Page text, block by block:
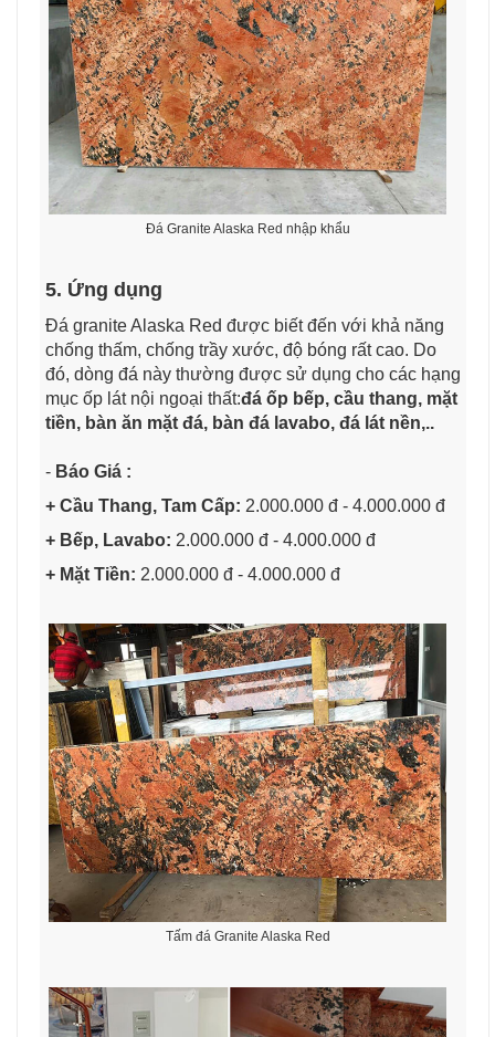
Đá Granite Alaska Red nhập khẩu
5. Ứng dụng
Đá granite Alaska Red được biết đến với khả năng
chống thấm, chống trầy xước, độ bóng rất cao. Do
đó, dòng đá này thường được sử dụng cho các hạng
mục ốp lát nội ngoại thất:đá ốp bếp, cầu thang, mặt
tiền, bàn ăn mặt đá, bàn đá lavabo, đá lát nền,..
- Báo Giá :
+ Cầu Thang, Tam Cấp: 2.000.000 đ - 4.000.000 đ
+ Bếp, Lavabo: 2.000.000 đ - 4.000.000 đ
+ Mặt Tiền: 2.000.000 đ - 4.000.000 đ
Tấm đá Granite Alaska Red